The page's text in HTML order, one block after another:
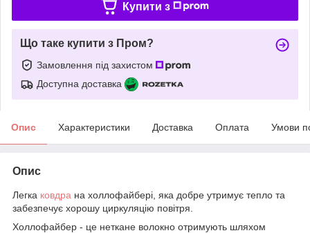
Купити з
Що таке купити з Пром?
Замовлення під захистом
Доступна доставка
Опис Характеристики Доставка Оплата Умови
Опис
Легка ковдра на холлофайбері, яка добре утримує тепло та
забезпечує хорошу циркуляцію повітря.
Холлофайбер - це неткане волокно отримують шляхом